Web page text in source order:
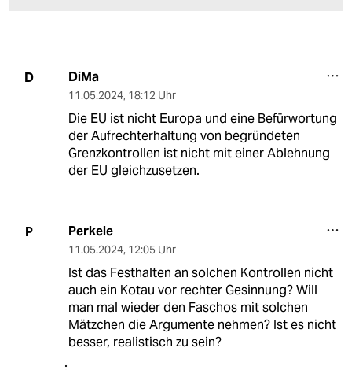
D DiMa
11.05.2024, 18:12 Uhr
Die EU ist nicht Europa und eine Befürwortung
der Aufrechterhaltung von begründeten
Grenzkontrollen ist nicht mit einer Ablehnung
der EU gleichzusetzen.
P Perkele
11.05.2024, 12:05 Uhr
Ist das Festhalten an solchen Kontrollen nicht
auch ein Kotau vor rechter Gesinnung? Will
man mal wieder den Faschos mit solchen
Mätzchen die Argumente nehmen? Ist es nicht
besser, realistisch zu sein?